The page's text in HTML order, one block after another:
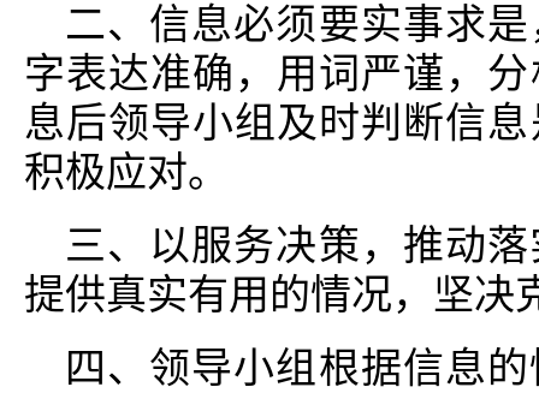
二、信息必须要实事求
字表达准确，用词严谨，
息后领导小组及时判断信
积极应对。
三、以服务决策，推动
提供真实有用的情况，坚决
四、领导小组根据信息